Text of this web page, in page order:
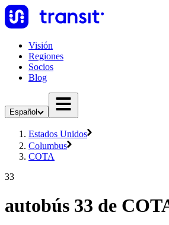
Visión
Regiones
Socios
Blog
Español
Estados Unidos
Columbus
COTA
33
autobús 33 de